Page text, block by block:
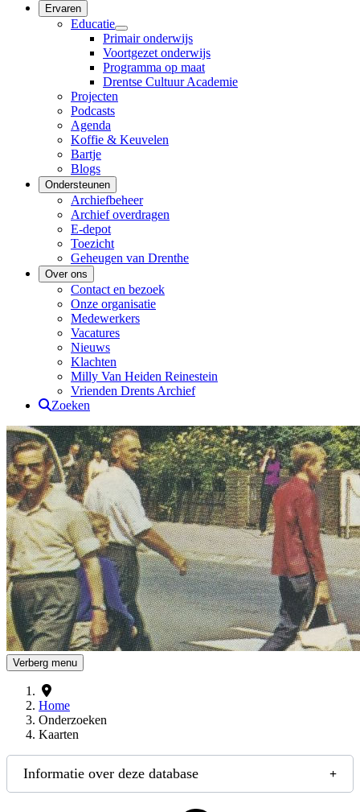
Ervaren
Educatie
Primair onderwijs
Voortgezet onderwijs
Programma op maat
Drentse Cultuur Academie
Projecten
Podcasts
Agenda
Koffie & Keuvelen
Bartje
Blogs
Ondersteunen
Archiefbeheer
Archief overdragen
E-depot
Toezicht
Geheugen van Drenthe
Over ons
Contact en bezoek
Onze organisatie
Medewerkers
Vacatures
Nieuws
Klachten
Milly Van Heiden Reinestein
Vrienden Drents Archief
Zoeken
Drents Archief
Verberg menu
Home
Onderzoeken
Kaarten
Informatie over deze database